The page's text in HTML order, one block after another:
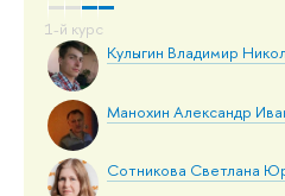
Кулыгин Владимир
Манохин Александр
Сотникова Светлана